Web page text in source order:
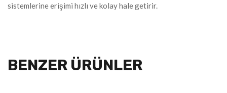
sistemlerine erişimi hızlı ve kolay hale getirir.
BENZER ÜRÜNLER